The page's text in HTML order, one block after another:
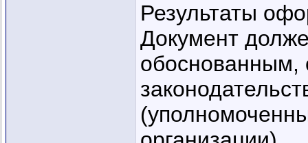
Результаты
Документ
обоснованным,